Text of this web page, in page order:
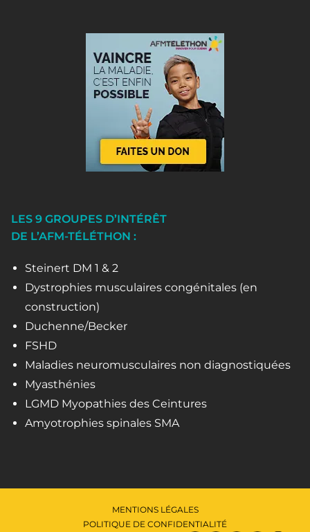
LES 9 GROUPES D’INTÉRÊT
DE L’AFM-TÉLÉTHON :
Steinert DM 1 & 2
Dystrophies musculaires congénitales (en
construction)
Duchenne/Becker
FSHD
Maladies neuromusculaires non diagnostiquées
Myasthénies
LGMD Myopathies des Ceintures
Amyotrophies spinales SMA
MENTIONS LÉGALES
POLITIQUE DE CONFIDENTIALITÉ